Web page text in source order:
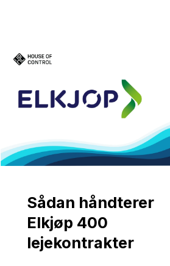
Sådan håndterer
Elkjøp 400
lejekontrakter